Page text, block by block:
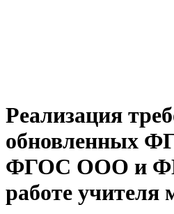
Реализация
обновленных
ФГОС ООО и
работе учителя